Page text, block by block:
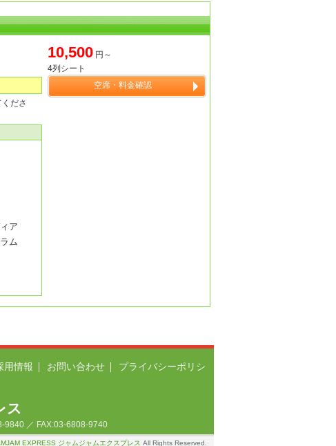
ださ
ア
ム
10,500 円～
4列シート
空席・料金確認
用情報 お問い合わせ
プライバシーポリシ
ス
9840 ／ FAX:03-6808-9740
EXPRESS ジャムジャムエクスプレス All Rights Reserved.